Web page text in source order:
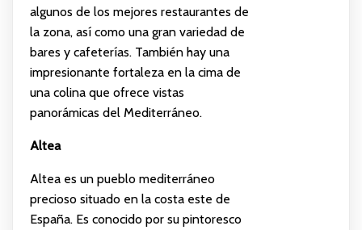
algunos de los mejores restaurantes de
la zona, así como una gran variedad de
bares y cafeterías. También hay una
impresionante fortaleza en la cima de
una colina que ofrece vistas
panorámicas del Mediterráneo.
Altea
Altea es un pueblo mediterráneo
precioso situado en la costa este de
España. Es conocido por su pintoresco